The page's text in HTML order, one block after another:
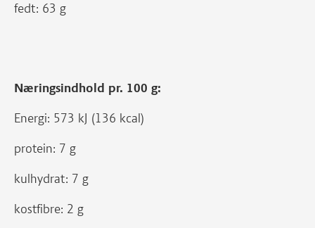
fedt: 63 g
Næringsindhold pr. 100 g:
Energi: 573 kJ (136 kcal)
protein: 7 g
kulhydrat: 7 g
kostfibre: 2 g